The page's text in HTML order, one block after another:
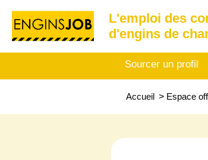
L'emploi des
d'engins de
Sourcer un profil
Accueil > Espace